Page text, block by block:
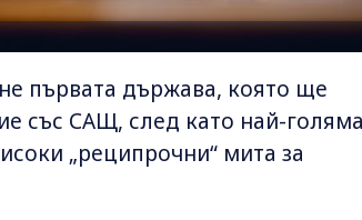
първата държава, която ще
със САЩ, след като най-
„реципрочни“ мита за